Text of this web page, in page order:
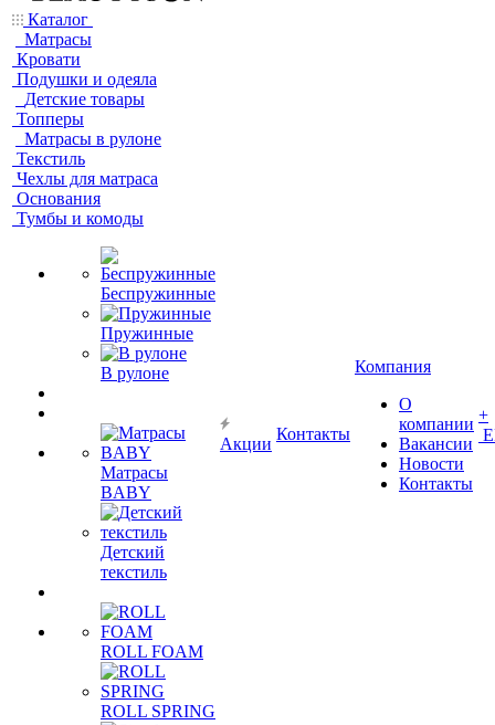
Каталог
Матрасы
Кровати
Подушки и одеяла
Детские товары
Топперы
Матрасы в рулоне
Текстиль
Чехлы для матраса
Основания
Тумбы и комоды
Беспружинные
Пружинные
В рулоне
Матрасы
BABY
Детский
текстиль
ROLL FOAM
ROLL SPRING
Акции
Контакты
Компания
О
компании
Вакансии
Новости
Контакты
+